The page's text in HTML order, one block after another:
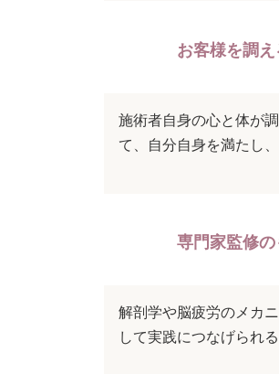
お客様を調
施術者自身の心と体が
て、自分自身を満たし
専門家監修
解剖学や脳疲労のメカ
して実践につなげられる